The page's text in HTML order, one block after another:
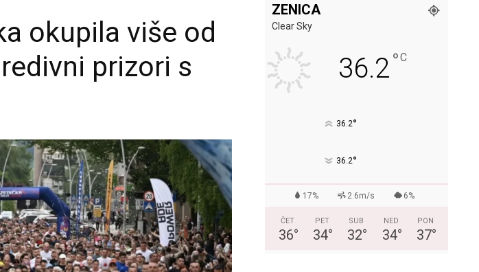
okupila više od
prizori s
ZENICA
Clear Sky
36.2°C
36.2°
36.2°
17% 2.6m/s 6%
ČET
36°
PET
34°
SUB
32°
NED
34°
PON
37°